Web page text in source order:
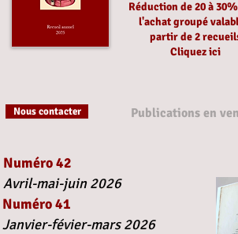
Réduction de 20 à 30%
l'achat groupé
partirde 2
Cliquez ici
Nous contacter Publications en
Numéro 42
Avril-mai-juin 2026
Numéro 41
Janvier-févier-mars 2026